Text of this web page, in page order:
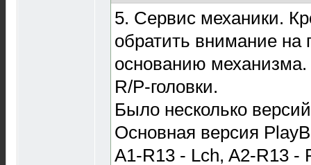
5. Сервис механики.
обратить внимание на
основанию
R/P-головки.
Было несколько
Основная версия
A1-R13 - Lch, A2-R13 -